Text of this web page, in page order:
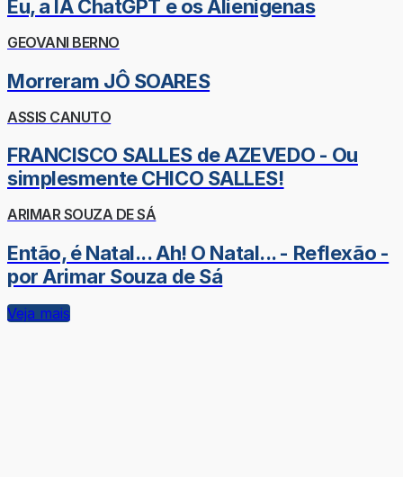
Eu, a IA ChatGPT e os Alienígenas
GEOVANI BERNO
Morreram JÔ SOARES
ASSIS CANUTO
FRANCISCO SALLES de AZEVEDO - Ou
simplesmente CHICO SALLES!
ARIMAR SOUZA DE SÁ
Então, é Natal... Ah! O Natal... - Reflexão -
por Arimar Souza de Sá
Veja mais